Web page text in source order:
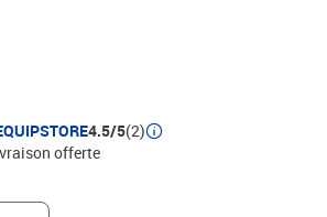
de l'humidité et des éclaboussures. Leur
de voir le contenu en un clin d'œil, idéal
à leur grande
polyvalents et réutilisables, aussi utiles
que pour un stockage longue durée.
ils simplifient votre quotidien !
4.5/5(2)
offerte